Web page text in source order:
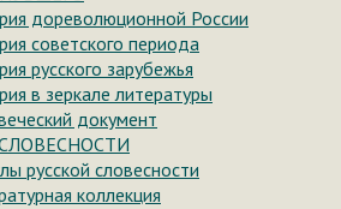
дореволюционной России
советского периода
русского зарубежья
в зеркале литературы
документ
русской словесности
коллекция